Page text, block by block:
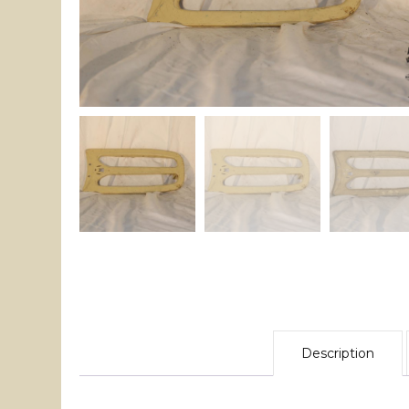
Description